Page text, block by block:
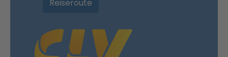
Reiseroute